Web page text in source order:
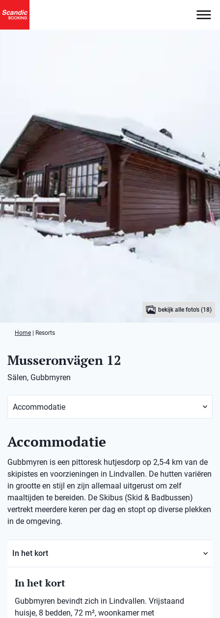
bekijk alle foto's (18)
Home Resorts
Musseronvägen 12
Sälen, Gubbmyren
Accommodatie
Gubbmyren is een pittoresk hutjesdorp op 2,5-4 km van de
skipistes en voorzieningen in Lindvallen. De hutten variëren
in grootte en stijl en zijn allemaal uitgerust om zelf
maaltijden te bereiden. De Skibus (Skid & Badbussen)
vertrekt meerdere keren per dag en stopt op diverse plekken
in de omgeving.
In het kort
In het kort
Gubbmyren bevindt zich in Lindvallen. Vrijstaand
huisje, 8 bedden, 72 m², woonkamer met